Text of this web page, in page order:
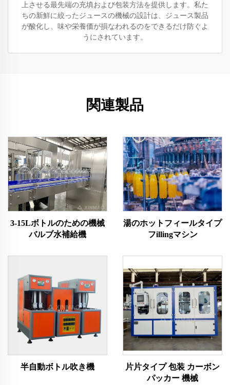
上させる最先端の充填および包装方法を提供します。私た
ちの新鮮に絞ったジュースの機械の設計は、ジュース製品
が酸化し、味や栄養価が損なわれるのをできるだけ防ぐよ
うにされています。
関連製品
3-15Lボトルのための機械
バルブ水補給機
湯のホットフィールタイプ
フillingマシン
半自動ボトル吹き機
片片タイプ 包装 カーボン
パッカー 機械